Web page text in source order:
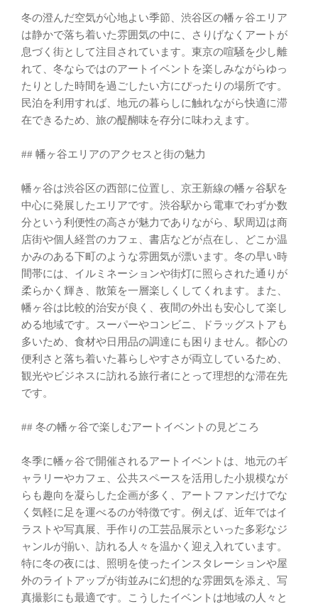
冬の澄んだ空気が心地よい季節、渋谷区の幡ヶ谷エリア
は静かで落ち着いた雰囲気の中に、さりげなくアートが
息づく街として注目されています。東京の喧騒を少し離
れて、冬ならではのアートイベントを楽しみながらゆっ
たりとした時間を過ごしたい方にぴったりの場所です。
民泊を利用すれば、地元の暮らしに触れながら快適に滞
在できるため、旅の醍醐味を存分に味わえます。
## 幡ヶ谷エリアのアクセスと街の魅力
幡ヶ谷は渋谷区の西部に位置し、京王新線の幡ヶ谷駅を
中心に発展したエリアです。渋谷駅から電車でわずか数
分という利便性の高さが魅力でありながら、駅周辺は商
店街や個人経営のカフェ、書店などが点在し、どこか温
かみのある下町のような雰囲気が漂います。冬の早い時
間帯には、イルミネーションや街灯に照らされた通りが
柔らかく輝き、散策を一層楽しくしてくれます。また、
幡ヶ谷は比較的治安が良く、夜間の外出も安心して楽し
める地域です。スーパーやコンビニ、ドラッグストアも
多いため、食材や日用品の調達にも困りません。都心の
便利さと落ち着いた暮らしやすさが両立しているため、
観光やビジネスに訪れる旅行者にとって理想的な滞在先
です。
## 冬の幡ヶ谷で楽しむアートイベントの見どころ
冬季に幡ヶ谷で開催されるアートイベントは、地元のギ
ャラリーやカフェ、公共スペースを活用した小規模なが
らも趣向を凝らした企画が多く、アートファンだけでな
く気軽に足を運べるのが特徴です。例えば、近年ではイ
ラストや写真展、手作りの工芸品展示といった多彩なジ
ャンルが揃い、訪れる人々を温かく迎え入れています。
特に冬の夜には、照明を使ったインスタレーションや屋
外のライトアップが街並みに幻想的な雰囲気を添え、写
真撮影にも最適です。こうしたイベントは地域の人々と